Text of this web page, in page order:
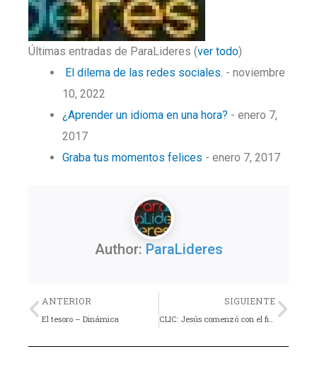
Últimas entradas de ParaLideres (ver todo)
El dilema de las redes sociales. - noviembre
10, 2022
¿Aprender un idioma en una hora? - enero 7,
2017
Graba tus momentos felices - enero 7, 2017
Author: ParaLideres
Previo
ANTERIOR
El tesoro – Dinámica
SIGUIENTE
CLIC: Jesús comenzó con el final en mente